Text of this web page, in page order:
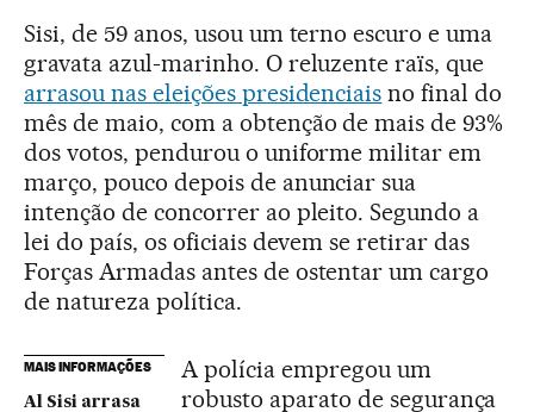
Sisi, de 59 anos, usou um terno escuro e uma
gravata azul-marinho. O reluzente raïs, que
arrasou nas eleições presidenciais no final do
mês de maio, com a obtenção de mais de 93%
dos votos, pendurou o uniforme militar em
março, pouco depois de anunciar sua
intenção de concorrer ao pleito. Segundo a
lei do país, os oficiais devem se retirar das
Forças Armadas antes de ostentar um cargo
de natureza política.
MAIS INFORMAÇÕES
Al Sisi arrasa
A polícia empregou um
robusto aparato de segurança